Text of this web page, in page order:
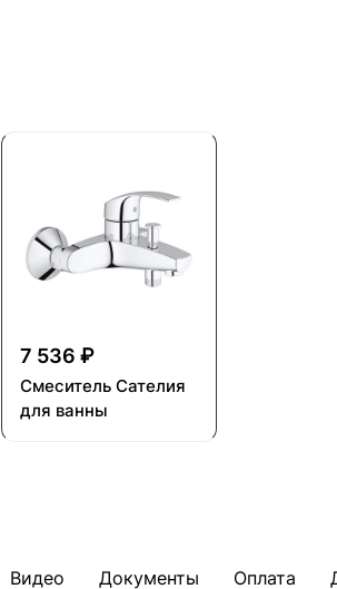
7 536 ₽
Смеситель Cателия
для ванны
Видео Документы Оплата